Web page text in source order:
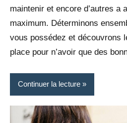
maintenir et encore d’autres a
maximum. Déterminons
vous possédez et découvrons
place pour n’avoir que des
Continuer la lecture